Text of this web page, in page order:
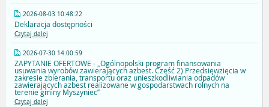
2026-08-03 10:48:22
Deklaracja dostępności
Czytaj dalej
2026-07-30 14:00:59
ZAPYTANIE OFERTOWE - ,,Ogólnopolski program finansowania
usuwania wyrobów zawierających azbest. Część 2) Przedsięwzięcia w
zakresie zbierania, transportu oraz unieszkodliwiania odpadów
zawierających azbest realizowane w gospodarstwach rolnych na
terenie gminy Myszyniec’’
Czytaj dalej